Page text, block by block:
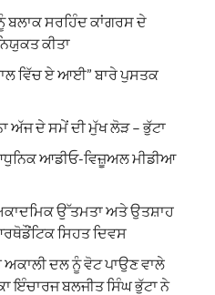
ਬਲਾਕ ਸਰਹਿੰਦ ਕਾਂਗਰਸ ਦੇ
ਕੀਤਾ
ਵਿੱਚ ਏ ਆਈ” ਬਾਰੇ ਪੁਸਤਕ
ਅੱਜ ਦੇ ਸਮੇਂ ਦੀ ਮੁੱਖ ਲੋੜ – ਭੁੱਟਾ
ਆਡੀਓ-ਵਿਜ਼ੂਅਲ ਮੀਡੀਆ
ਉੱਤਮਤਾ ਅਤੇ ਉਤਸ਼ਾਹ
ਸਿਹਤ ਦਿਵਸ
ਦਲ ਨੂੰ ਵੋਟ ਪਾਉਣ ਵਾਲੇ
ਇੰਚਾਰਜ ਬਲਜੀਤ ਸਿੰਘ ਭੁੱਟਾ ਨੇ